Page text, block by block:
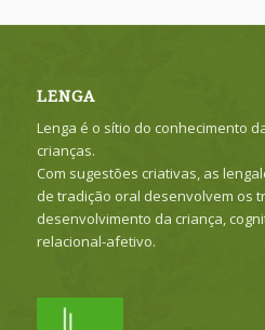
LENGA
Lenga é o sítio do conhecimento
crianças.
Com sugestões criativas, as
de tradição oral desenvolvem os
desenvolvimento da criança,
relacional-afetivo.